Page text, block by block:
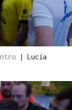
| Lucía